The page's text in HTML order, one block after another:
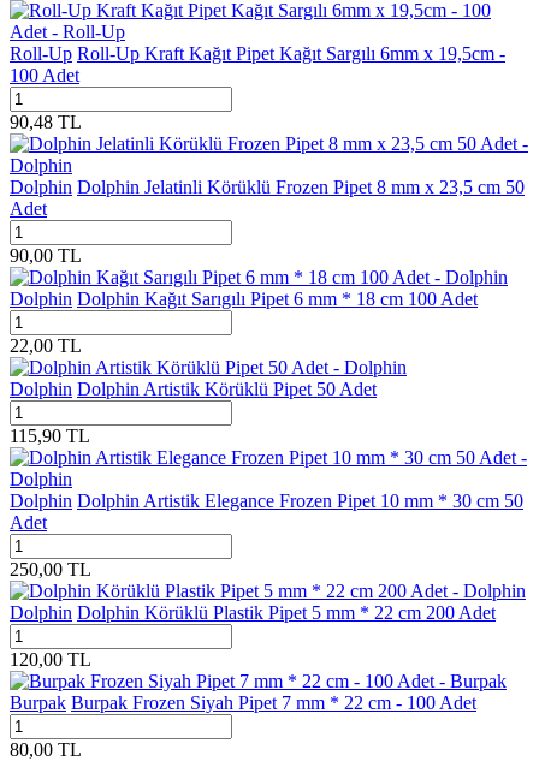
Roll-Up Roll-Up Kraft Kağıt Pipet Kağıt Sargılı 6mm x 19,5cm -
100 Adet
90,48 TL
Dolphin Dolphin Jelatinli Körüklü Frozen Pipet 8 mm x 23,5 cm 50
Adet
90,00 TL
Dolphin Dolphin Kağıt Sarıgılı Pipet 6 mm * 18 cm 100 Adet
22,00 TL
Dolphin Dolphin Artistik Körüklü Pipet 50 Adet
115,90 TL
Dolphin Dolphin Artistik Elegance Frozen Pipet 10 mm * 30 cm 50
Adet
250,00 TL
Dolphin Dolphin Körüklü Plastik Pipet 5 mm * 22 cm 200 Adet
120,00 TL
Burpak Burpak Frozen Siyah Pipet 7 mm * 22 cm - 100 Adet
80,00 TL